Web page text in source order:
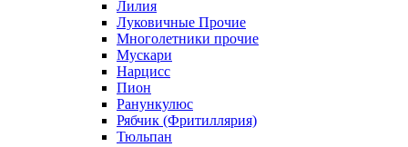
Лилия
Луковичные Прочие
Многолетники прочие
Мускари
Нарцисс
Пион
Ранункулюс
Рябчик (Фритиллярия)
Тюльпан